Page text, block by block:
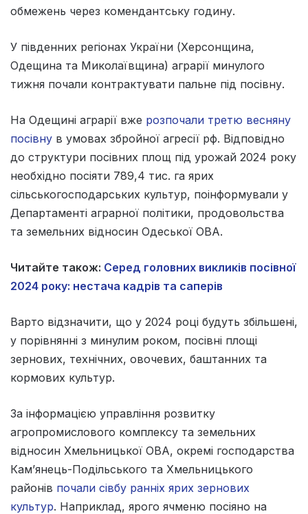
обмежень через комендантську годину.
У південних регіонах України (Херсонщина,
Одещина та Миколаївщина) аграрії минулого
тижня почали контрактувати пальне під посівну.
На Одещині аграрії вже розпочали третю весняну
посівну в умовах збройної агресії рф. Відповідно
до структури посівних площ під урожай 2024 року
необхідно посіяти 789,4 тис. га ярих
сільськогосподарських культур, поінформували у
Департаменті аграрної політики, продовольства
та земельних відносин Одеської ОВА.
Читайте також: Серед головних викликів посівної
2024 року: нестача кадрів та саперів
Варто відзначити, що у 2024 році будуть збільшені,
у порівнянні з минулим роком, посівні площі
зернових, технічних, овочевих, баштанних та
кормових культур.
За інформацією управління розвитку
агропромислового комплексу та земельних
відносин Хмельницької ОВА, окремі господарства
Кам’янець-Подільського та Хмельницького
районів почали сівбу ранніх ярих зернових
культур. Наприклад, ярого ячменю посіяно на